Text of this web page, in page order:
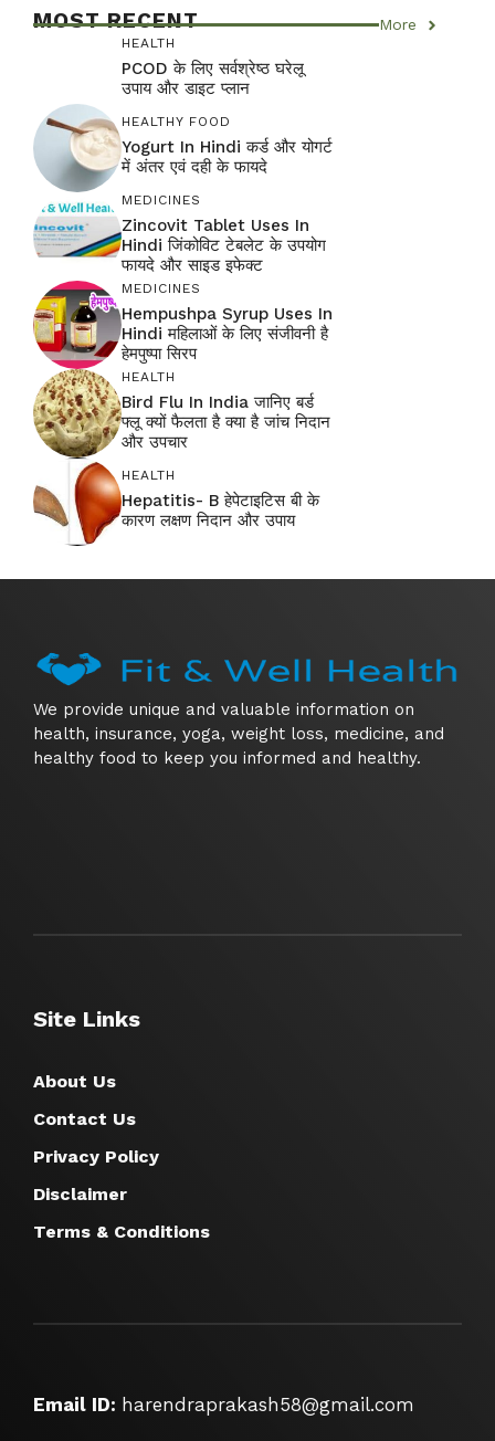
MOST RECENT More
HEALTH
PCOD के लिए सर्वश्रेष्ठ घरेलू
उपाय और डाइट प्लान
HEALTHY FOOD
Yogurt In Hindi कर्ड और योगर्ट
में अंतर एवं दही के फायदे
MEDICINES
Zincovit Tablet Uses In
Hindi जिंकोविट टेबलेट के उपयोग
फायदे और साइड इफेक्ट
MEDICINES
Hempushpa Syrup Uses In
Hindi महिलाओं के लिए संजीवनी है
हेमपुष्पा सिरप
HEALTH
Bird Flu In India जानिए बर्ड
फ्लू क्यों फैलता है क्या है जांच निदान
और उपचार
HEALTH
Hepatitis- B हेपेटाइटिस बी के
कारण लक्षण निदान और उपाय
We provide unique and valuable information on
health, insurance, yoga, weight loss, medicine, and
healthy food to keep you informed and healthy.
Site Links
About Us
Contact Us
Privacy Policy
Disclaimer
Terms & Conditions
Email ID: harendraprakash58@gmail.com